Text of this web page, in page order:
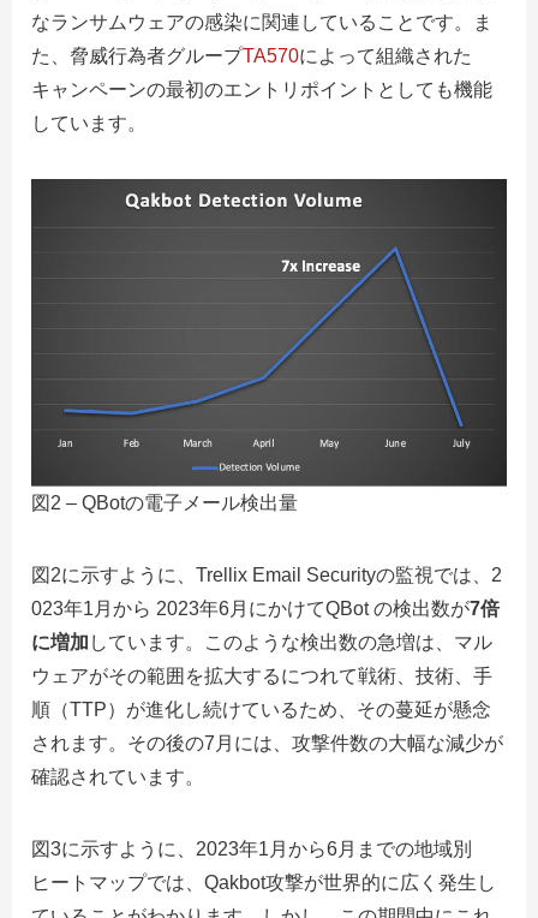
なランサムウェアの感染に関連していることです。ま
た、脅威行為者グループTA570によって組織された
キャンペーンの最初のエントリポイントとしても機能
しています。
図2 – QBotの電子メール検出量
図2に示すように、Trellix Email Securityの監視では、2
023年1月から 2023年6月にかけてQBot の検出数が7倍
に増加 しています。このような検出数の急増は、マル
ウェアがその範囲を拡大するにつれて戦術、技術、手
順（TTP）が進化し続けているため、その蔓延が懸念
されます。その後の7月には、攻撃件数の大幅な減少が
確認されています。
図3に示すように、2023年1月から6月までの地域別
ヒートマップでは、Qakbot攻撃が世界的に広く発生し